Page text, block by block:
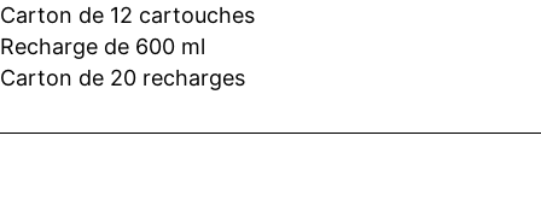
Carton de 12 cartouches
Recharge de 600 ml
Carton de 20 recharges